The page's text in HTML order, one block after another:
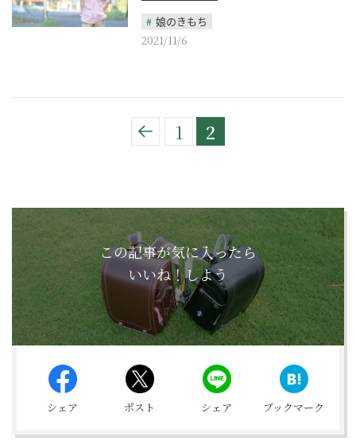
娘のきもち
2021/11/6
1 2
この記事が気に入ったら
いいね！しよう
シェア ポスト シェア ブックマーク